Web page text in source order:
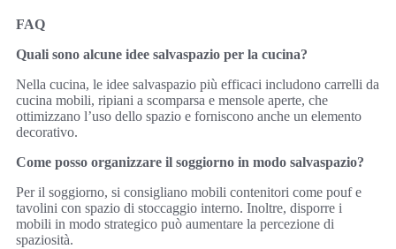
FAQ
Quali sono alcune idee salvaspazio per la cucina?
Nella cucina, le idee salvaspazio più efficaci includono carrelli da
cucina mobili, ripiani a scomparsa e mensole aperte, che
ottimizzano l’uso dello spazio e forniscono anche un elemento
decorativo.
Come posso organizzare il soggiorno in modo salvaspazio?
Per il soggiorno, si consigliano mobili contenitori come pouf e
tavolini con spazio di stoccaggio interno. Inoltre, disporre i
mobili in modo strategico può aumentare la percezione di
spaziosità.